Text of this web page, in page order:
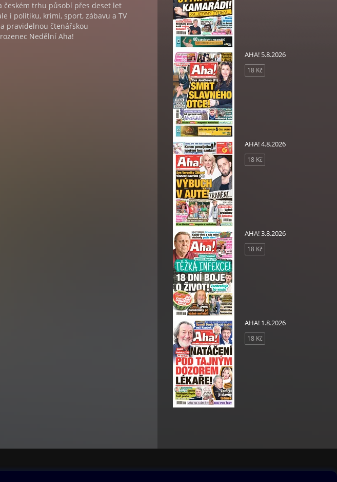
českém trhu působí přes deset let
i politiku, krimi, sport, zábavu a TV
pravidelnou čtenářskou
Nedělní Aha!
AHA! 5.8.2026
18 Kč
AHA! 4.8.2026
18 Kč
AHA! 3.8.2026
18 Kč
AHA! 1.8.2026
18 Kč